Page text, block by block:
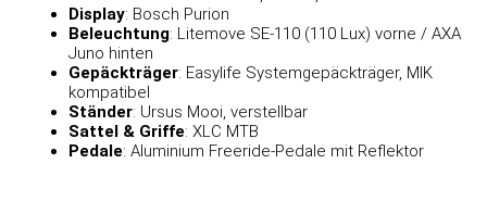
Display: Bosch Purion
Beleuchtung: Litemove SE-110 (110 Lux) vorne / AXA
Juno hinten
Gepäckträger: Easylife Systemgepäckträger, MIK
kompatibel
Ständer: Ursus Mooi, verstellbar
Sattel & Griffe: XLC MTB
Pedale: Aluminium Freeride-Pedale mit Reflektor